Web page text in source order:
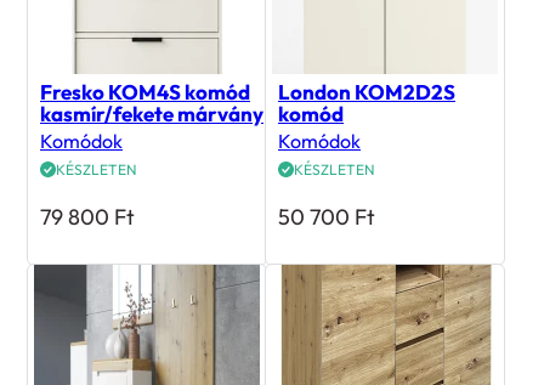
Fresko KOM4S komód
kasmír/fekete márvány
Komódok
KÉSZLETEN
79 800 Ft
London KOM2D2S
komód
Komódok
KÉSZLETEN
50 700 Ft